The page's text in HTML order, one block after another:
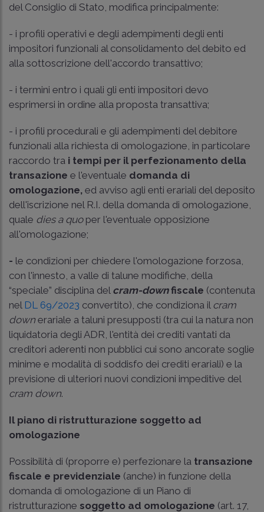
del Consiglio di Stato, modifica principalmente:
- i profili operativi e degli adempimenti degli enti
impositori funzionali al consolidamento del debito ed
alla sottoscrizione dell'accordo transattivo;
- i termini entro i quali gli enti impositori devo
esprimersi in ordine alla proposta transattiva;
- i profili procedurali e gli adempimenti del debitore
funzionali alla richiesta di omologazione, in particolare
raccordo tra i tempi per il perfezionamento della
transazione e l'eventuale domanda di
omologazione, ed avviso agli enti erariali del deposito
dell'iscrizione nel R.I. della domanda di omologazione,
quale dies a quoper l'eventuale opposizione
all'omologazione;
- le condizioni per chiedere l'omologazione forzosa,
con l'innesto, a valle di talune modifiche, della
“speciale” disciplina del cram-downfiscale (contenuta
nel DL 69/2023 convertito), che condiziona il cram
down erariale a taluni presupposti (tra cui la natura non
liquidatoria degli ADR, l'entità dei crediti vantati da
creditori aderenti non pubblici cui sono ancorate soglie
minime e modalità di soddisfo dei crediti erariali) e la
previsione di ulteriori nuovi condizioni impeditive del
cram down.
Il piano di ristrutturazione soggetto ad
omologazione
Possibilità di (proporre e) perfezionare la transazione
fiscale e previdenziale (anche) in funzione della
domanda di omologazione di un Piano di
ristrutturazione soggetto ad omologazione (art. 17,